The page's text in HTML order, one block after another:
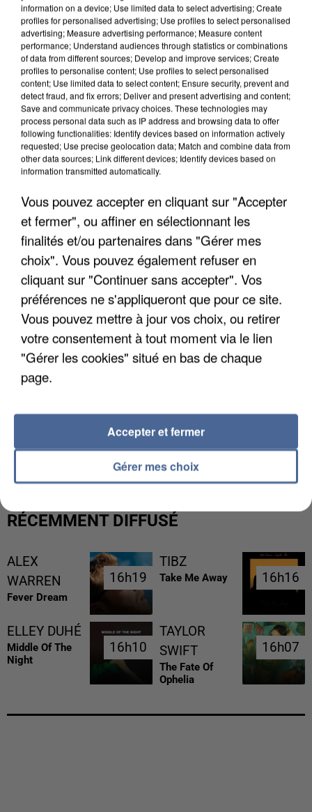
UN SECOND CADRE DE LA DZ MAFIA
INTERPELLÉ EN ALGÉRIE
UNE TOURISTE DE L’OISE EMPORTÉE PAR UNE
COULÉE DE BOUE EN HAUTE-SAVOIE
RÉCEMMENT DIFFUSÉ
ALEX
WARREN
Fever Dream
16h19
16h19
TIBZ
Take Me Away 16h16
16h16
ELLEY DUHÉ
Middle Of The
Night
16h10
16h10
TAYLOR
SWIFT
The Fate Of
Ophelia
16h07
16h07
information on a device; Use limited data to select advertising; Create
profiles for personalised advertising; Use profiles to select personalised
advertising; Measure advertising performance; Measure content
performance; Understand audiences through statistics or combinations
of data from different sources; Develop and improve services; Create
profiles to personalise content; Use profiles to select personalised
content; Use limited data to select content; Ensure security, prevent and
detect fraud, and fix errors; Deliver and present advertising and content;
Save and communicate privacy choices. These technologies may
process personal data such as IP address and browsing data to offer
following functionalities: Identify devices based on information actively
requested; Use precise geolocation data; Match and combine data from
other data sources; Link different devices; Identify devices based on
information transmitted automatically.
Vous pouvez accepter en cliquant sur "Accepter
et fermer", ou affiner en sélectionnant les
finalités et/ou partenaires dans "Gérer mes
choix". Vous pouvez également refuser en
cliquant sur "Continuer sans accepter". Vos
préférences ne s'appliqueront que pour ce site.
Vous pouvez mettre à jour vos choix, ou retirer
votre consentement à tout moment via le lien
"Gérer les cookies" situé en bas de chaque
page.
Gérer mes choix
Accepter et fermer